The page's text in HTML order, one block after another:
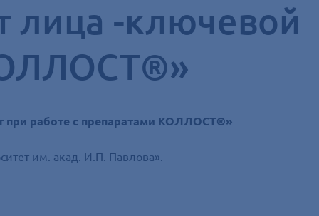
лица -ключевой
при работе с препаратами КОЛЛОСТ®»
им. акад. И.П. Павлова».